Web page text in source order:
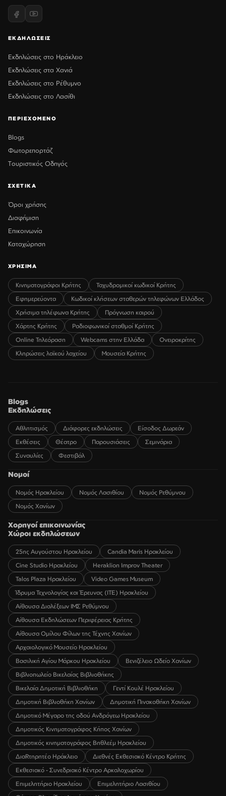
ΕΚΔΗΛΩΣΕΙΣ
Εκδηλώσεις στο Ηράκλειο
Εκδηλώσεις στα Χανιά
Εκδηλώσεις στο Ρέθυμνο
Εκδηλώσεις στο Λασίθι
ΠΕΡΙΕΧΟΜΕΝΟ
Blogs
Φωτορεπορτάζ
Τουριστικός Οδηγός
ΣΧΕΤΙΚΑ
Όροι χρήσης
Διαφήμιση
Επικοινωνία
Καταχώρηση
ΧΡΗΣΙΜΑ
Κινηματογράφοι Κρήτης
Ταχυδρομικοί κωδικοί Κρήτης
Εφημερεύοντα
Κωδικοί κλήσεων σταθερών τηλεφώνων Ελλάδος
Χρήσιμα τηλέφωνα Κρήτης
Πρόγνωση καιρού
Χάρτης Κρήτης
Ραδιοφωνικοί σταθμοί Κρήτης
Online Τηλεόραση
Webcams στην Ελλάδα
Ονειροκρίτης
Κληρώσεις λαϊκού λαχείου
Μουσεία Κρήτης
Blogs
Εκδηλώσεις
Αθλητισμός Διάφορες εκδηλώσεις
Είσοδος Δωρεάν
Εκθέσεις
Θέατρο Παρουσιάσεις
Σεμινάρια
Συναυλίες
Φεστιβάλ
Νομοί
Νομός Ηρακλείου Νομός Λασιθίου
Νομός Ρεθύμνου
Νομός Χανίων
Χορηγοί επικοινωνίας
Χώροι εκδηλώσεων
25ης Αυγούστου Ηρακλείου
Candia Maris Ηρακλείου
Cine Studio Ηρακλείου
Heraklion Improv Theater
Talos Plaza Ηρακλείου
Video Games Museum
Ίδρυμα Τεχνολογίας και Έρευνας (ΙΤΕ) Ηρακλείου
Αίθουσα Διαλέξεων ΙΜΣ Ρεθύμνου
Αίθουσα Εκδηλώσεων Περιφέρειας Κρήτης
Αίθουσα Ομίλου Φίλων της Τέχνης Χανίων
Αρχαιολογικό Μουσείο Ηρακλείου
Βασιλική Αγίου Μάρκου Ηρακλείου
Βενιζέλειο Ωδείο Χανίων
Βιβλιοπωλείο Βικελαίας Βιβλιοθήκης
Βικελαία Δημοτική Βιβλιοθήκη
Γεντί Κουλέ Ηρακλείου
Δημοτική Βιβλιοθήκη Χανίων
Δημοτική Πινακοθήκη Χανίων
Δημοτικό Μέγαρο της οδού Ανδρόγεω Ηρακλείου
Δημοτικός Κινηματογράφος Κήπος Χανίων
Δημοτικός κινηματογράφος Βηθλεέμ Ηρακλείου
ΔιαRτηρητέο Ηράκλειο
Διεθνές Εκθεσιακό Κέντρο Κρήτης
Εκθεσιακό - Συνεδριακό Κέντρο Αρκαλοχωρίου
Επιμελητήριο Ηρακλείου
Επιμελητήριο Λασιθίου